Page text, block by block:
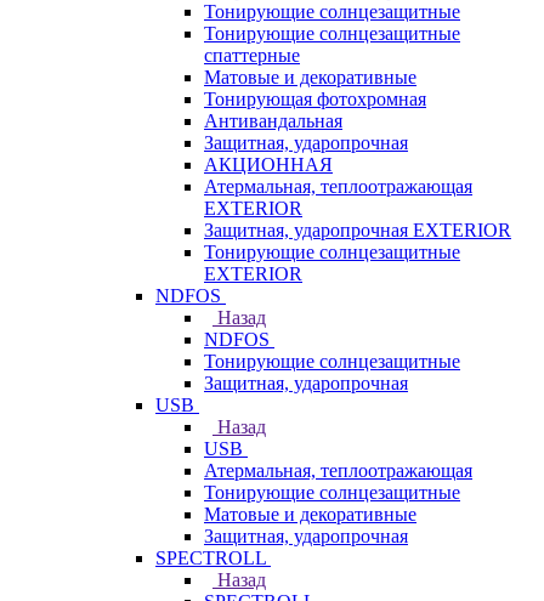
Тонирующие солнцезащитные
Тонирующие солнцезащитные
спаттерные
Матовые и декоративные
Тонирующая фотохромная
Антивандальная
Защитная, ударопрочная
АКЦИОННАЯ
Атермальная, теплоотражающая
EXTERIOR
Защитная, ударопрочная EXTERIOR
Тонирующие солнцезащитные
EXTERIOR
NDFOS
Назад
NDFOS
Тонирующие солнцезащитные
Защитная, ударопрочная
USB
Назад
USB
Атермальная, теплоотражающая
Тонирующие солнцезащитные
Матовые и декоративные
Защитная, ударопрочная
SPECTROLL
Назад